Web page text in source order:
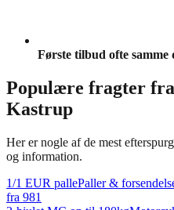
Første tilbud ofte samme
Populære fragter fra
Kastrup
Her er nogle af de mest
og information.
1/1 EUR pallePaller &
fra 981